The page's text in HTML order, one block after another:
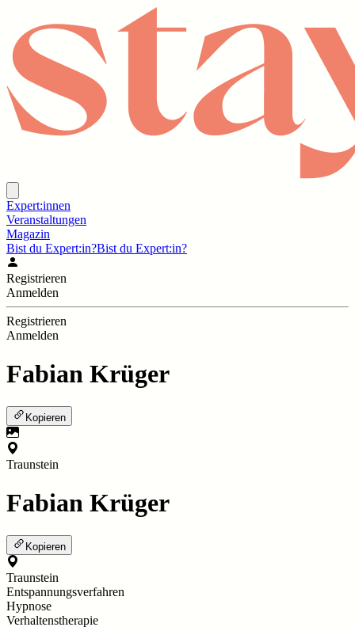
Expert:innen
Veranstaltungen
Magazin
Bist du Expert:in?Bist du Expert:in?
Registrieren
Anmelden
Registrieren
Anmelden
Fabian Krüger
Kopieren
Traunstein
Fabian Krüger
Kopieren
Traunstein
Entspannungsverfahren
Hypnose
Verhaltenstherapie